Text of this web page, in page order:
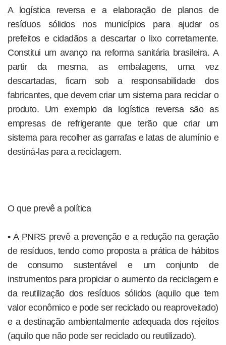
A logística reversa e a elaboração de planos de
resíduos sólidos nos municípios para ajudar os
prefeitos e cidadãos a descartar o lixo corretamente.
Constitui um avanço na reforma sanitária brasileira. A
partir da mesma, as embalagens, uma vez
descartadas, ficam sob a responsabilidade dos
fabricantes, que devem criar um sistema para reciclar o
produto. Um exemplo da logística reversa são as
empresas de refrigerante que terão que criar um
sistema para recolher as garrafas e latas de alumínio e
destiná-las para a reciclagem.
O que prevê a política
• A PNRS prevê a prevenção e a redução na geração
de resíduos, tendo como proposta a prática de hábitos
de consumo sustentável e um conjunto de
instrumentos para propiciar o aumento da reciclagem e
da reutilização dos resíduos sólidos (aquilo que tem
valor econômico e pode ser reciclado ou reaproveitado)
e a destinação ambientalmente adequada dos rejeitos
(aquilo que não pode ser reciclado ou reutilizado).